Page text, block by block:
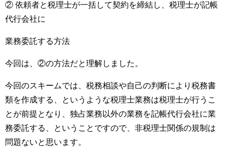
② 依頼者と税理士が一括して契約を締結し、税理士が記帳
代行会社に
業務委託する方法
今回は、②の方法だと理解しました。
今回のスキームでは、税務相談や自己の判断により税務書
類を作成する、というような税理士業務は税理士が行うこ
とが前提となり、独占業務以外の業務を記帳代行会社に業
務委託する、ということですので、非税理士関係の規制は
問題ないと思います。